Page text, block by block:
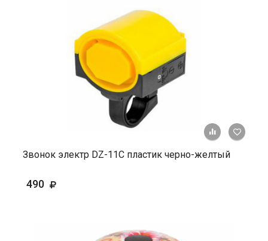
+ К
Звонок электр DZ-11C пластик черно-желтый
490